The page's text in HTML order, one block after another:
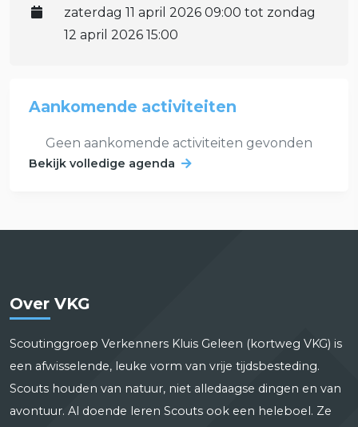
zaterdag 11 april 2026 09:00 tot zondag
12 april 2026 15:00
Aankomende activiteiten
Geen aankomende activiteiten gevonden
Bekijk volledige agenda
Over VKG
Scoutinggroep Verkenners Kluis Geleen (kortweg VKG) is
een afwisselende, leuke vorm van vrije tijdsbesteding.
Scouts houden van natuur, niet alledaagse dingen en van
avontuur. Al doende leren Scouts ook een heleboel. Ze